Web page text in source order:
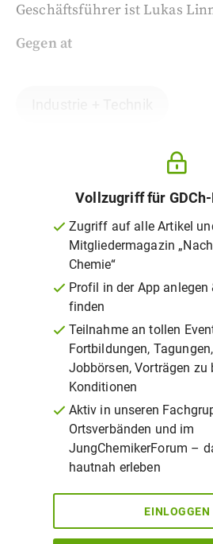
Geschäftsführer ist Lukas
Gegen at
Vollzugriff für
Zugriff auf alle Artikel
Mitgliedermagazin
Chemie“
Profil in der App anlegen
finden
Teilnahme an tollen
Fortbildungen,
Jobbörsen, Vorträgen zu
Konditionen
Aktiv in unseren
Ortsverbänden und im
JungChemikerForum –
hautnah erleben
EINLOGGEN